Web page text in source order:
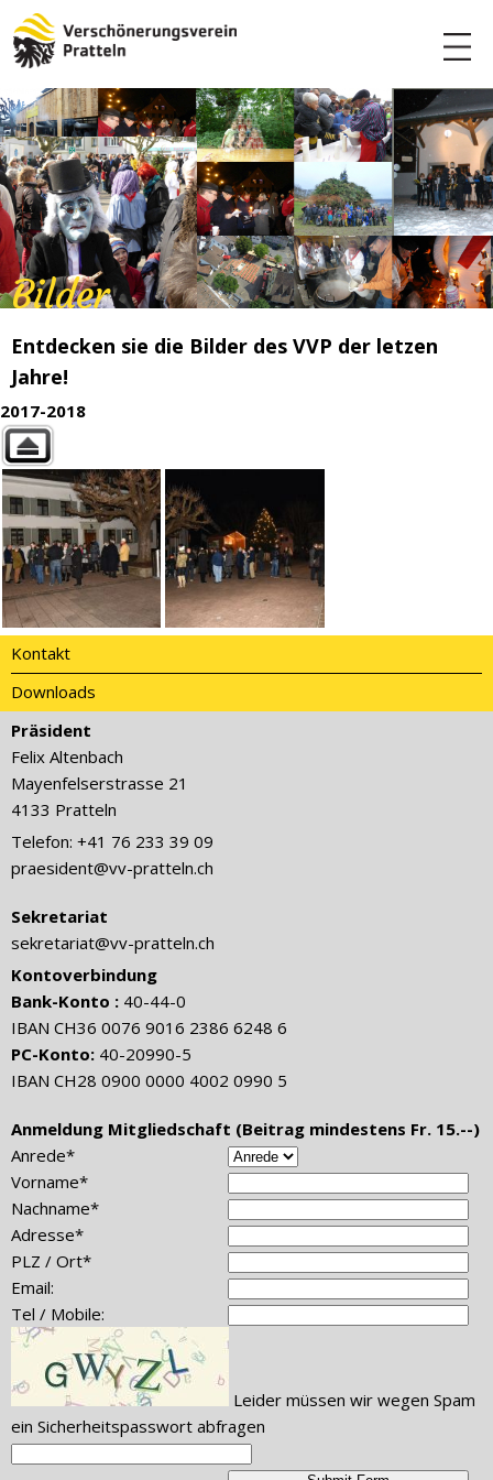
Bilder
Entdecken sie die Bilder des VVP der letzen
Jahre!
2017-2018
Kontakt
Downloads
Präsident
Felix Altenbach
Mayenfelserstrasse 21
4133 Pratteln
Telefon: +41 76 233 39 09
praesident@vv-pratteln.ch
Sekretariat
sekretariat@vv-pratteln.ch
Kontoverbindung
Bank-Konto : 40-44-0
IBAN CH36 0076 9016 2386 6248 6
PC-Konto: 40-20990-5
IBAN CH28 0900 0000 4002 0990 5
Anmeldung Mitgliedschaft (Beitrag mindestens Fr. 15.--)
Anrede*
Vorname*
Nachname*
Adresse*
PLZ / Ort*
Email:
Tel / Mobile:
Leider müssen wir wegen Spam
ein Sicherheitspasswort abfragen